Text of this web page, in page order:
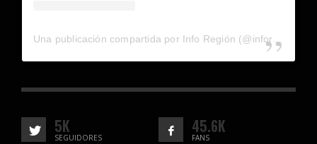
5K
SEGUIDORES
45.6K
FANS